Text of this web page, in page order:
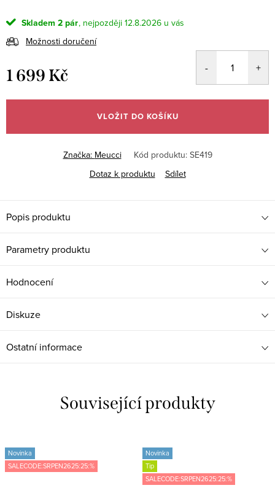
Skladem 2 pár
12.8.2026
Možnosti doručení
1 699 Kč
cena:
VLOŽIT DO KOŠÍKU
Značka: Meucci Kód produktu: SE419
Dotaz k produktu
Sdílet
Popis produktu
Parametry produktu
Hodnocení
Diskuze
Ostatní informace
Související produkty
Novinka
SALECODE:SRPEN2625:25:%
Novinka
Tip
SALECODE:SRPEN2625:25:%